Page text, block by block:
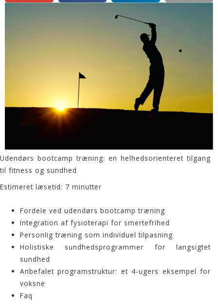
Udendørs bootcamp træning: en helhedsorienteret tilgang
til fitness og sundhed
Estimeret læsetid: 7 minutter
Fordele ved udendørs bootcamp træning
Integration af fysioterapi for smertefrihed
Personlig træning som individuel tilpasning
Holistiske sundhedsprogrammer for langsigtet
sundhed
Anbefalet programstruktur: et 4-ugers eksempel for
voksne
Faq